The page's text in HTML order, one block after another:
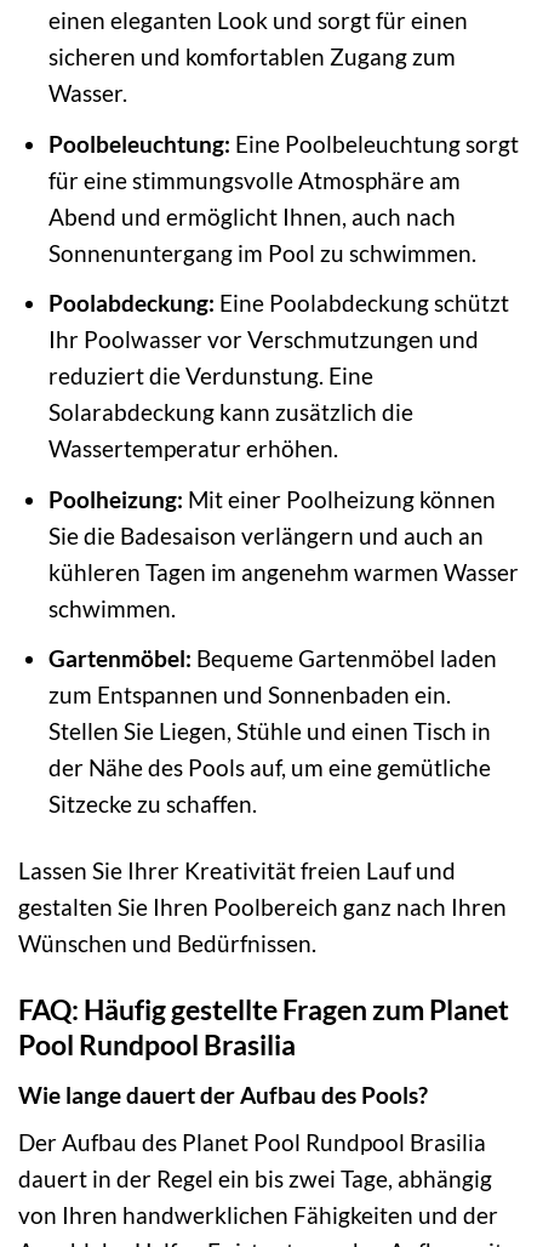
einen eleganten Look und sorgt für einen
sicheren und komfortablen Zugang zum
Wasser.
Poolbeleuchtung: Eine Poolbeleuchtung sorgt
für eine stimmungsvolle Atmosphäre am
Abend und ermöglicht Ihnen, auch nach
Sonnenuntergang im Pool zu schwimmen.
Poolabdeckung: Eine Poolabdeckung schützt
Ihr Poolwasser vor Verschmutzungen und
reduziert die Verdunstung. Eine
Solarabdeckung kann zusätzlich die
Wassertemperatur erhöhen.
Poolheizung: Mit einer Poolheizung können
Sie die Badesaison verlängern und auch an
kühleren Tagen im angenehm warmen Wasser
schwimmen.
Gartenmöbel: Bequeme Gartenmöbel laden
zum Entspannen und Sonnenbaden ein.
Stellen Sie Liegen, Stühle und einen Tisch in
der Nähe des Pools auf, um eine gemütliche
Sitzecke zu schaffen.
Lassen Sie Ihrer Kreativität freien Lauf und
gestalten Sie Ihren Poolbereich ganz nach Ihren
Wünschen und Bedürfnissen.
FAQ: Häufig gestellte Fragen zum Planet
Pool Rundpool Brasilia
Wie lange dauert der Aufbau des Pools?
Der Aufbau des Planet Pool Rundpool Brasilia
dauert in der Regel ein bis zwei Tage, abhängig
von Ihren handwerklichen Fähigkeiten und der